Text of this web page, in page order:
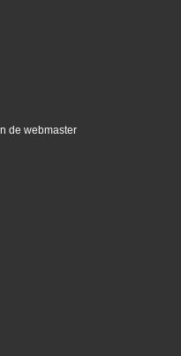
de webmaster